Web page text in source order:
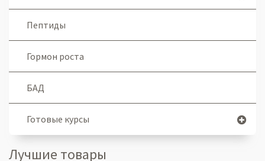
Пептиды
Гормон роста
БАД
Готовые курсы
Лучшие товары